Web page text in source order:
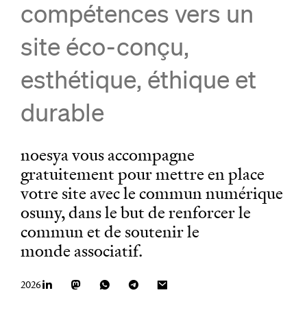
compétences vers un
site éco-conçu,
esthétique, éthique et
durable
noesya vous accompagne
gratuitement pour mettre en place
votre site avec le commun numérique
osuny, dans le but de renforcer le
commun et de soutenir le
monde associatif.
Date de publication
2026Partager sur